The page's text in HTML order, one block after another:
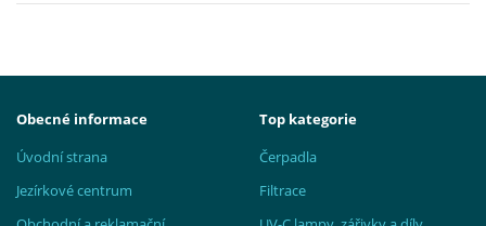
Obecné informace
Úvodní strana
Jezírkové centrum
Top kategorie
Čerpadla
Filtrace